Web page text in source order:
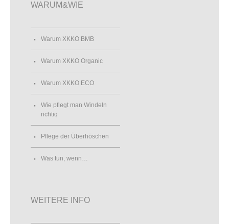
WARUM&WIE
Warum XKKO BMB
Warum XKKO Organic
Warum XKKO ECO
Wie pflegt man Windeln
richtiq
Pflege der Überhöschen
Was tun, wenn…
WEITERE INFO